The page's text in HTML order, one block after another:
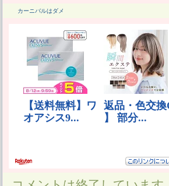
カーニバルはダメ